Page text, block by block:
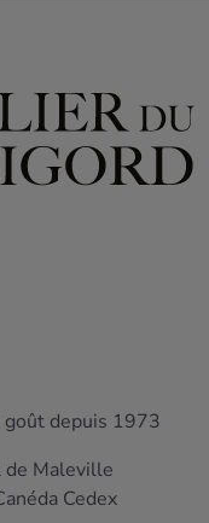
depuis 1973
de Maleville
Cedex